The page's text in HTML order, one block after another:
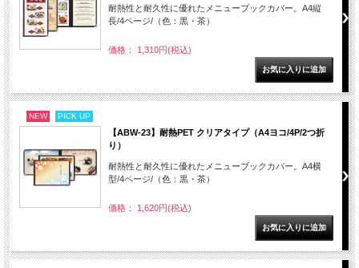
耐熱性と耐久性に優れたメニューブックカバー。A4縦
長/4ページ/（色：黒・茶）
価格： 1,310円(税込)
NEW PICK UP
【ABW-23】耐熱PET クリアタイプ（A4ヨコ/4P/2つ折
り）
耐熱性と耐久性に優れたメニューブックカバー。A4横
型/4ページ/（色：黒・茶）
価格： 1,620円(税込)